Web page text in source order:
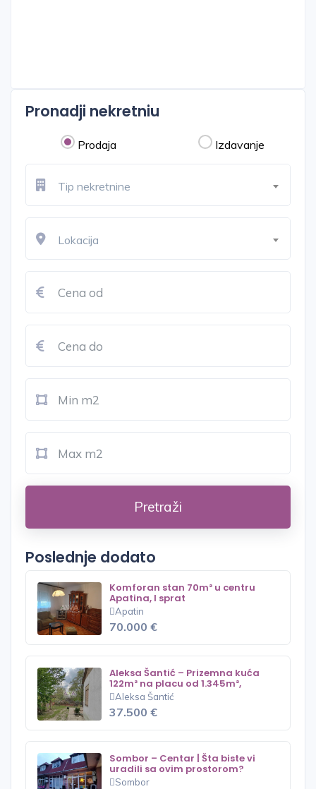
Pronadji nekretniu
Prodaja Izdavanje
Tip nekretnine
Lokacija
Pretraži
Poslednje dodato
Komforan stan 70m² u centru
Apatina, I sprat
Apatin
70.000 €
Aleksa Šantić – Prizemna kuća
122m² na placu od 1.345m²,
Aleksa Šantić
37.500 €
Sombor – Centar | Šta biste vi
uradili sa ovim prostorom?
Sombor